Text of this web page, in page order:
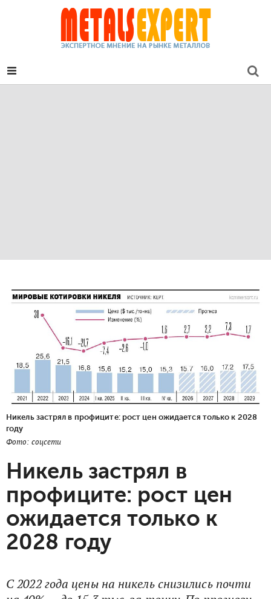
Никель застрял в профиците: рост цен ожидается только к 2028
году
Фото: соцсети
Никель застрял в
профиците: рост цен
ожидается только к
2028 году
С 2022 года цены на никель снизились почти